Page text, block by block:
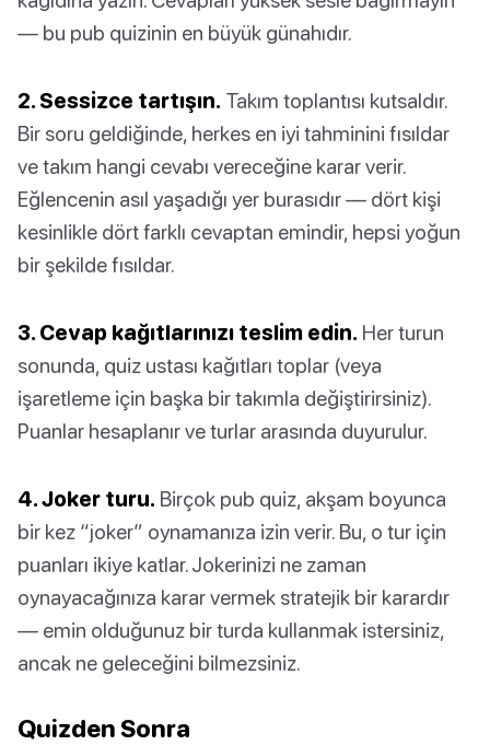
— bu pub quizinin en büyük günahıdır.
2. Sessizce tartışın. Takım toplantısı kutsaldır.
Bir soru geldiğinde, herkes en iyi tahminini fısıldar
ve takım hangi cevabı vereceğine karar verir.
Eğlencenin asıl yaşadığı yer burasıdır — dört kişi
kesinlikle dört farklı cevaptan emindir, hepsi yoğun
bir şekilde fısıldar.
3. Cevap kağıtlarınızı teslim edin. Her turun
sonunda, quiz ustası kağıtları toplar (veya
işaretleme için başka bir takımla değiştirirsiniz).
Puanlar hesaplanır ve turlar arasında duyurulur.
4. Joker turu. Birçok pub quiz, akşam boyunca
bir kez “joker” oynamanıza izin verir. Bu, o tur için
puanları ikiye katlar. Jokerinizi ne zaman
oynayacağınıza karar vermek stratejik bir karardır
— emin olduğunuz bir turda kullanmak istersiniz,
ancak ne geleceğini bilmezsiniz.
Quizden Sonra